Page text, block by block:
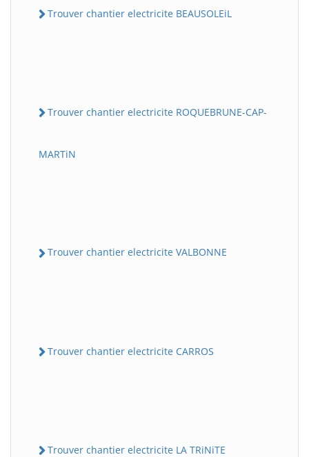
Trouver chantier electricite BEAUSOLEiL
Trouver chantier electricite ROQUEBRUNE-CAP-
MARTiN
Trouver chantier electricite VALBONNE
Trouver chantier electricite CARROS
Trouver chantier electricite LA TRiNiTE